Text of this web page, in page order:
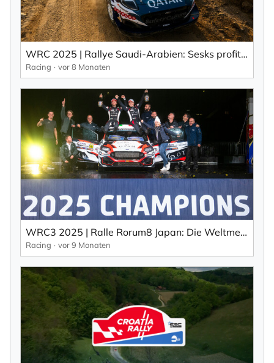
WRC 2025 | Rallye Saudi-Arabien: Sesks profitiert (EN).
Racing vor 8 Monaten
WRC3 2025 | Ralle Rorum8 Japan: Die Weltmeisterschaft geht nach Italien (EN).
Racing vor 9 Monaten
NEWSLETTER ABONNIEREN ×
Vorname
Nachname
Ihre E-Mail-Adresse